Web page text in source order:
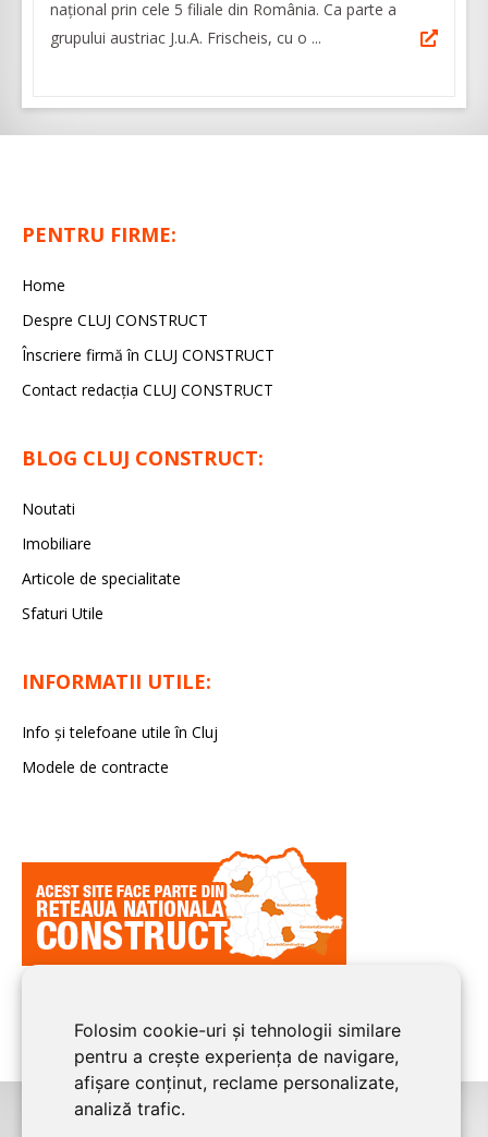
Folosim cookie-uri și tehnologii similare
pentru a crește experiența de navigare,
afișare conținut, reclame personalizate,
analiză trafic.
național prin cele 5 filiale din România. Ca parte a
grupului austriac J.u.A. Frischeis, cu o ...
PENTRU FIRME:
Home
Despre CLUJ CONSTRUCT
Înscriere firmă în CLUJ CONSTRUCT
Contact redacția CLUJ CONSTRUCT
BLOG CLUJ CONSTRUCT:
Noutati
Imobiliare
Articole de specialitate
Sfaturi Utile
INFORMATII UTILE:
Info și telefoane utile în Cluj
Modele de contracte